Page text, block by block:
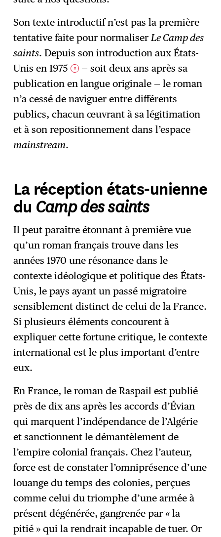
Son texte introductif n’est pas la première
tentative faite pour normaliserLe Camp des
saints. Depuis son introduction aux États-
Unis en 1975 2
— soit deux ans après sa
publication en langue originale — le roman
n’a cessé de naviguer entre différents
publics, chacun œuvrant à sa légitimation
et à son repositionnement dans l’espace
mainstream.
La réception états-unienne
du Camp des saints
Il peut paraître étonnant à première vue
qu’un roman français trouve dans les
années 1970 une résonance dans le
contexte idéologique et politique des États-
Unis, le pays ayant un passé migratoire
sensiblement distinct de celui de la France.
Si plusieurs éléments concourent à
expliquer cette fortune critique, le contexte
international est le plus important d’entre
eux.
En France, le roman de Raspail est publié
près de dix ans après les accords d’Évian
qui marquent l’indépendance de l’Algérie
et sanctionnent le démantèlement de
l’empire colonial français. Chez l’auteur,
force est de constater l’omniprésence d’une
louange du temps des colonies, perçues
comme celui du triomphe d’une armée à
présent dégénérée, gangrenée par « la
pitié » qui la rendrait incapable de tuer. Or